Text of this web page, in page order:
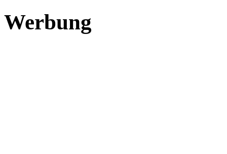
Werbung